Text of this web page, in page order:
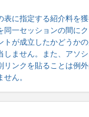
に指定する紹介料を
一セッションの間に
が成立したかどうか
ません。また、アソ
ンクを貼ることは例
ん。